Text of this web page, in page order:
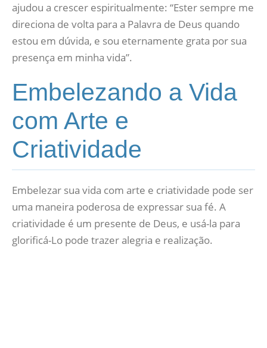
ajudou a crescer espiritualmente: “Ester sempre me
direciona de volta para a Palavra de Deus quando
estou em dúvida, e sou eternamente grata por sua
presença em minha vida”.
Embelezando a Vida
com Arte e
Criatividade
Embelezar sua vida com arte e criatividade pode ser
uma maneira poderosa de expressar sua fé. A
criatividade é um presente de Deus, e usá-la para
glorificá-Lo pode trazer alegria e realização.